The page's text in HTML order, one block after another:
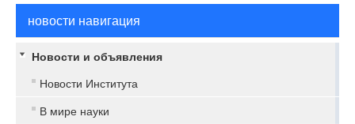
новости навигация
Новости и объявления
Новости Института
В мире науки